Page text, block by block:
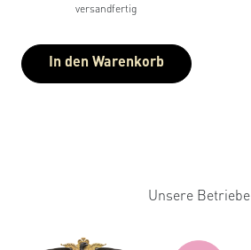
versandfertig
In den Warenkorb
Unsere Betriebe